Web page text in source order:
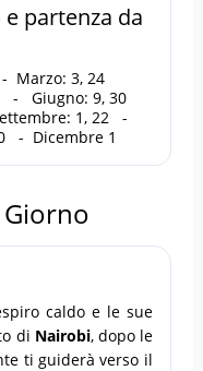
partenza da
Marzo: 3, 24
- Giugno: 9, 30
1, 22 -
- Dicembre 1
caldo e le sue
di Nairobi, dopo le
ti guiderà verso il